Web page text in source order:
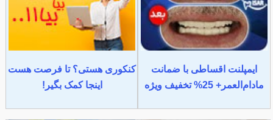
ایمپلنت اقساطی با ضمانت
مادام‌العمر+ 25% تخفیف ویژه
کنکوری هستی؟ تا فرصت هست
اینجا کمک بگیر!